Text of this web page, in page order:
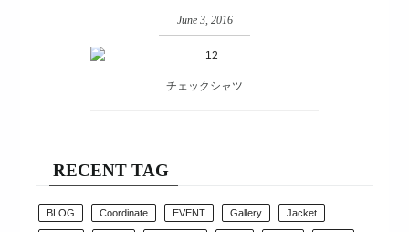
June 3, 2016
チェックシャツ
RECENT TAG
BLOG Coordinate EVENT Gallery Jacket